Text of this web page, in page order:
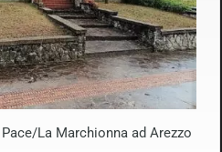
La Marchionna ad Arezzo